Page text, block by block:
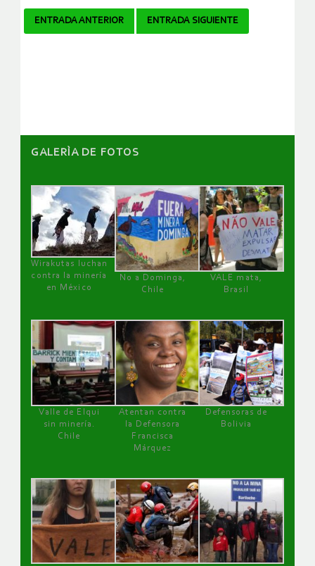
Navegador
ENTRADA ANTERIOR ENTRADA SIGUIENTE
GALERÌA DE FOTOS
Wirakutas luchan
contra la minería
en México
No a Dominga,
Chile
VALE mata,
Brasil
Valle de Elqui
sin minería.
Chile
Atentan contra
la Defensora
Francisca
Márquez
Defensoras de
Bolivia